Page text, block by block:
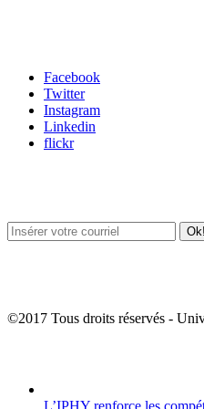
Facebook
Twitter
Instagram
Linkedin
flickr
©2017 Tous droits réservés -